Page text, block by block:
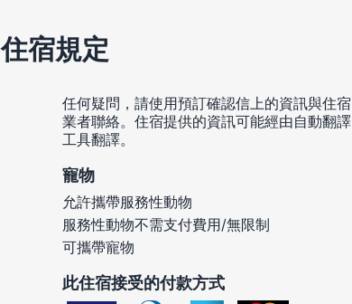
住宿規定
任何疑問，請使用預訂確認信上的資訊與住宿
業者聯絡。住宿提供的資訊可能經由自動翻譯
工具翻譯。
寵物
允許攜帶服務性動物
服務性動物不需支付費用/無限制
可攜帶寵物
此住宿接受的付款方式